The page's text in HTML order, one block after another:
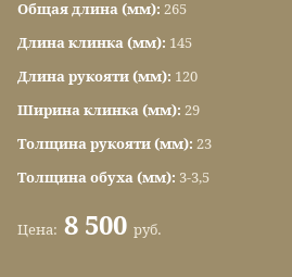
Общая длина (мм): 265
Длина клинка (мм): 145
Длина рукояти (мм): 120
Ширина клинка (мм): 29
Толщина рукояти (мм): 23
Толщина обуха (мм): 3-3,5
Цена: 8 500 руб.